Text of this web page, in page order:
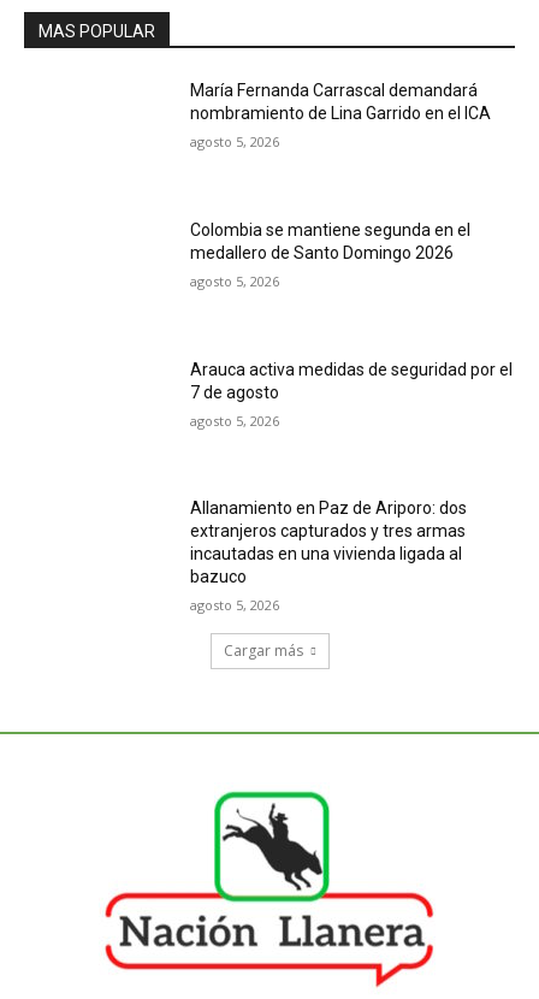
MAS POPULAR
María Fernanda Carrascal demandará
nombramiento de Lina Garrido en el ICA
agosto 5, 2026
Colombia se mantiene segunda en el
medallero de Santo Domingo 2026
agosto 5, 2026
Arauca activa medidas de seguridad por el
7 de agosto
agosto 5, 2026
Allanamiento en Paz de Ariporo: dos
extranjeros capturados y tres armas
incautadas en una vivienda ligada al
bazuco
agosto 5, 2026
Cargar más